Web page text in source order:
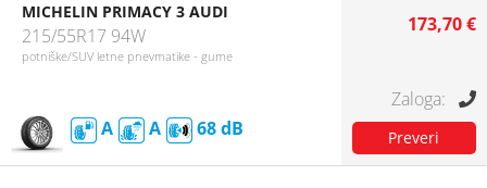
MICHELIN PRIMACY 3 AUDI
215/55R17 94W
potniške/SUV letne pnevmatike - gume
A A 68
173,70 €